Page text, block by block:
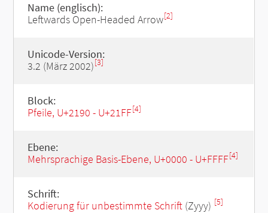
Name (englisch):
Leftwards Open-Headed Arrow[2]
Unicode-Version:
3.2 (März 2002)[3]
Block:
Pfeile, U+2190 - U+21FF[4]
Ebene:
Mehrsprachige Basis-Ebene, U+0000 - U+FFFF[4]
Schrift:
Kodierung für unbestimmte Schrift(Zyyy) [5]